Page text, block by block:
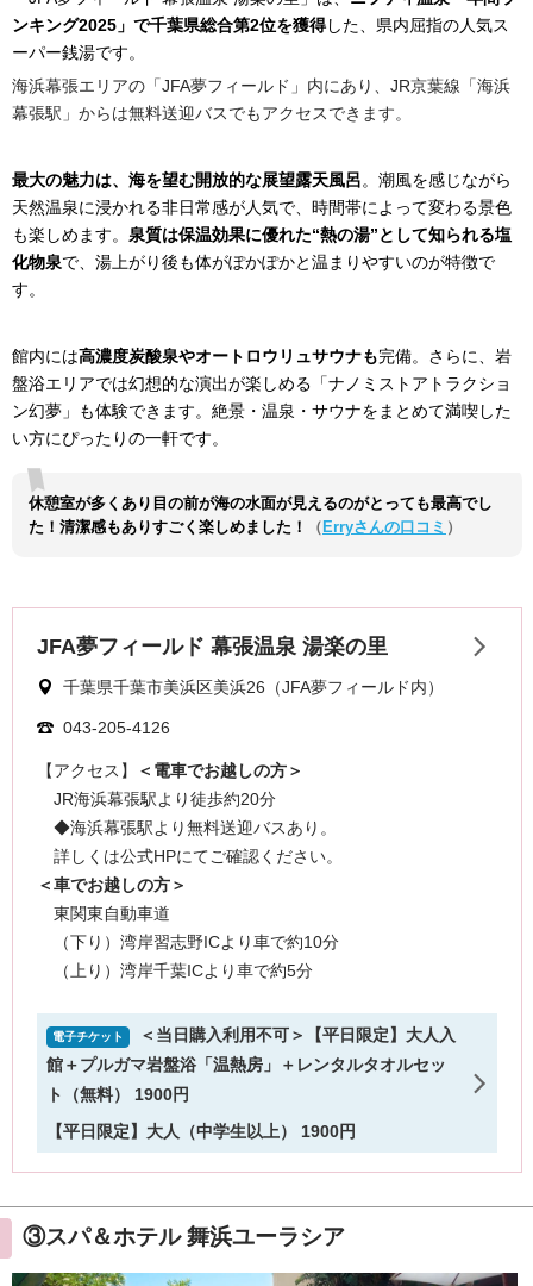
ンキング2025」で千葉県総合第2位を獲得した、県内屈指の人気ス
ーパー銭湯です。
海浜幕張エリアの「JFA夢フィールド」内にあり、JR京葉線「海浜
幕張駅」からは無料送迎バスでもアクセスできます。
最大の魅力は、海を望む開放的な展望露天風呂。潮風を感じながら
天然温泉に浸かれる非日常感が人気で、時間帯によって変わる景色
も楽しめます。 泉質は保温効果に優れた“熱の湯”として知られる塩
化物泉で、湯上がり後も体がぽかぽかと温まりやすいのが特徴で
す。
館内には高濃度炭酸泉やオートロウリュサウナも完備。さらに、岩
盤浴エリアでは幻想的な演出が楽しめる「ナノミストアトラクショ
ン幻夢」も体験できます。絶景・温泉・サウナをまとめて満喫した
い方にぴったりの一軒です。
休憩室が多くあり目の前が海の水面が見えるのがとっても最高でし
た！清潔感もありすごく楽しめました！
（Erryさんの口コミ ）
③スパ＆ホテル 舞浜ユーラシア